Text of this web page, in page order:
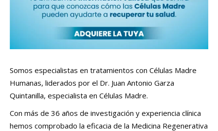
Somos especialistas en tratamientos con Células Madre
Humanas, liderados por el Dr. Juan Antonio Garza
Quintanilla, especialista en Células Madre.
Con más de 36 años de investigación y experiencia clínica
hemos comprobado la eficacia de la Medicina Regenerativa